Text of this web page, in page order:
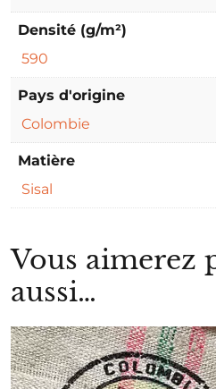
Densité (g/m²)
590
Pays d'origine
Colombie
Matière
Sisal
Vous aimerez
aussi…